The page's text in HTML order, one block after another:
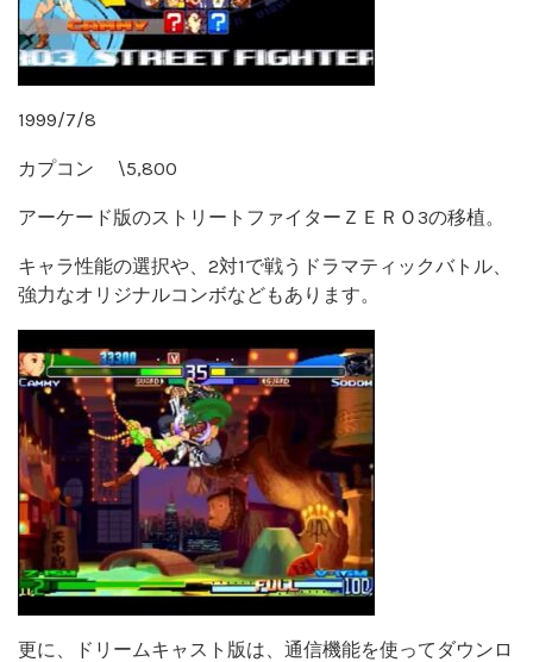
1999/7/8
カプコン \5,800
アーケード版のストリートファイターＺＥＲＯ3の移植。
キャラ性能の選択や、2対1で戦うドラマティックバトル、
強力なオリジナルコンボなどもあります。
更に、ドリームキャスト版は、通信機能を使ってダウンロ